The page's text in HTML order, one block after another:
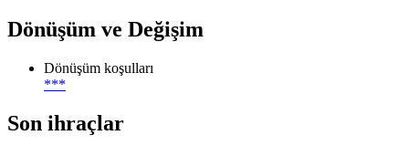
Dönüşüm ve Değişim
Dönüşüm koşulları
***
Son ihraçlar